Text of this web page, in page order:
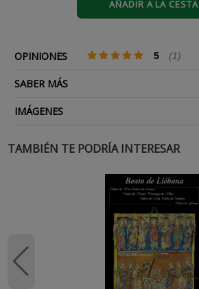
AÑADIR A LA CESTA
OPINIONES 5 (1)
SABER MÁS
IMÁGENES
TAMBIÉN TE PODRÍA INTERESAR